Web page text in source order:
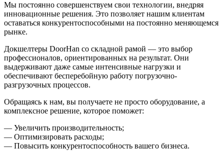
Мы постоянно совершенствуем свои технологии, внедряя
инновационные решения. Это позволяет нашим клиентам
оставаться конкурентоспособными на постоянно меняющемся
рынке.
Докшелтеры DoorHan со складной рамой — это выбор
профессионалов, ориентированных на результат. Они
выдерживают даже самые интенсивные нагрузки и
обеспечивают бесперебойную работу погрузочно-
разгрузочных процессов.
Обращаясь к нам, вы получаете не просто оборудование, а
комплексное решение, которое поможет:
— Увеличить производительность;
— Оптимизировать расходы;
— Повысить конкурентоспособность вашего бизнеса.